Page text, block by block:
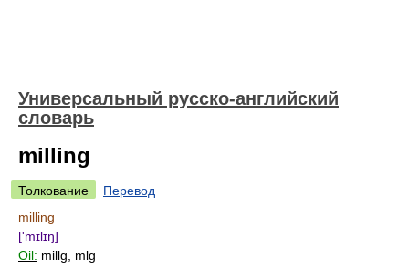
Универсальный русско-английский
словарь
milling
Толкование
Перевод
milling
['mɪlɪŋ]
Oil: millg, mlg